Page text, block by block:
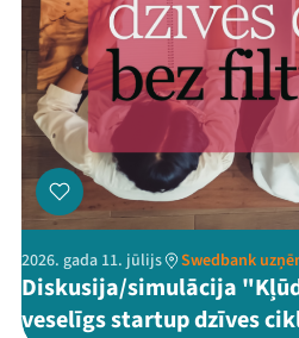
2026. gada 11. jūlijs Swedbank
Diskusija/simulācija
veselīgs startup dzīves